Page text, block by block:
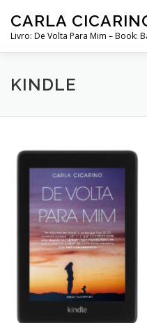
content
CARLA
Livro: De Volta Para Mim – Book:
COMPRAR LIVRO “DE
KINDLE